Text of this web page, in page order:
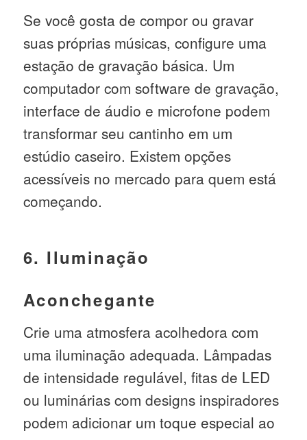
Se você gosta de compor ou gravar
suas próprias músicas, configure uma
estação de gravação básica. Um
computador com software de gravação,
interface de áudio e microfone podem
transformar seu cantinho em um
estúdio caseiro. Existem opções
acessíveis no mercado para quem está
começando.
6. Iluminação
Aconchegante
Crie uma atmosfera acolhedora com
uma iluminação adequada. Lâmpadas
de intensidade regulável, fitas de LED
ou luminárias com designs inspiradores
podem adicionar um toque especial ao